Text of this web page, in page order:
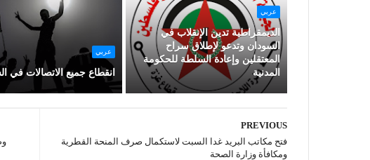
عربي
الديمقراطية تدين الإنقلاب في
السودان وتدعو لإطلاق سراح
المعتقلين وإعادة السلطة للحكومة
المدنية
عربي
انقطاع جميع الاتصالات في
PREVIOUS
فتح مكاتب البريد غدا السبت لاستكمال صرف المنحة القطرية
ومكافأة وزارة الصحة